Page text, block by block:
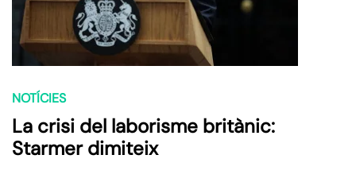
NOTÍCIES
La crisi del laborisme britànic:
Starmer dimiteix